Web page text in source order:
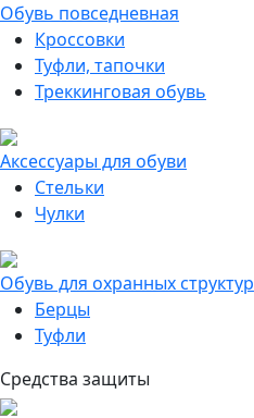
Обувь повседневная
Кроссовки
Туфли, тапочки
Треккинговая обувь
Аксессуары для обуви
Стельки
Чулки
Обувь для охранных структур
Берцы
Туфли
Средства защиты